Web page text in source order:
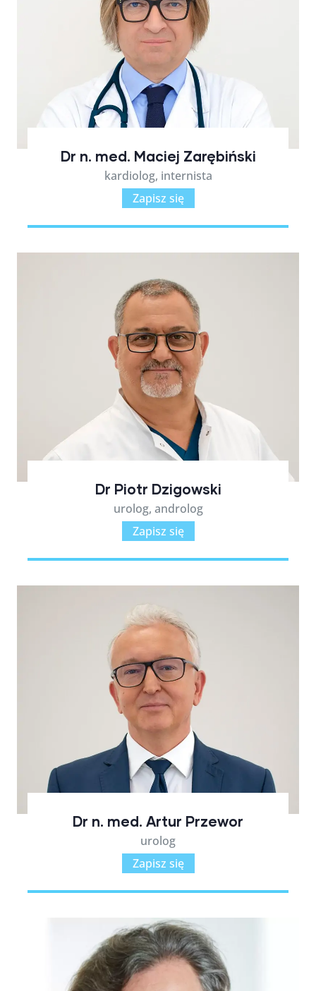
Dr n. med. Maciej Zarębiński
kardiolog, internista
Zapisz się
Dr Piotr Dzigowski
urolog, androlog
Zapisz się
Dr n. med. Artur Przewor
urolog
Zapisz się